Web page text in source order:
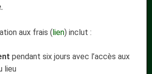
aux frais (lien) inclut :
pendant six jours avec l’accès aux
lieu